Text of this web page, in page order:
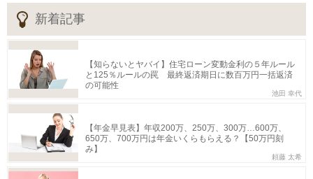
新着記事
【知らないとヤバイ】住宅ローン変動金利の５年ルール
と125％ルールの罠 最終返済期日に数百万円一括返済
の可能性
池田 幸代
【年金早見表】年収200万、250万、300万…600万、
650万、700万円は年金いくらもらえる？【50万円刻
み】
頼藤 太希